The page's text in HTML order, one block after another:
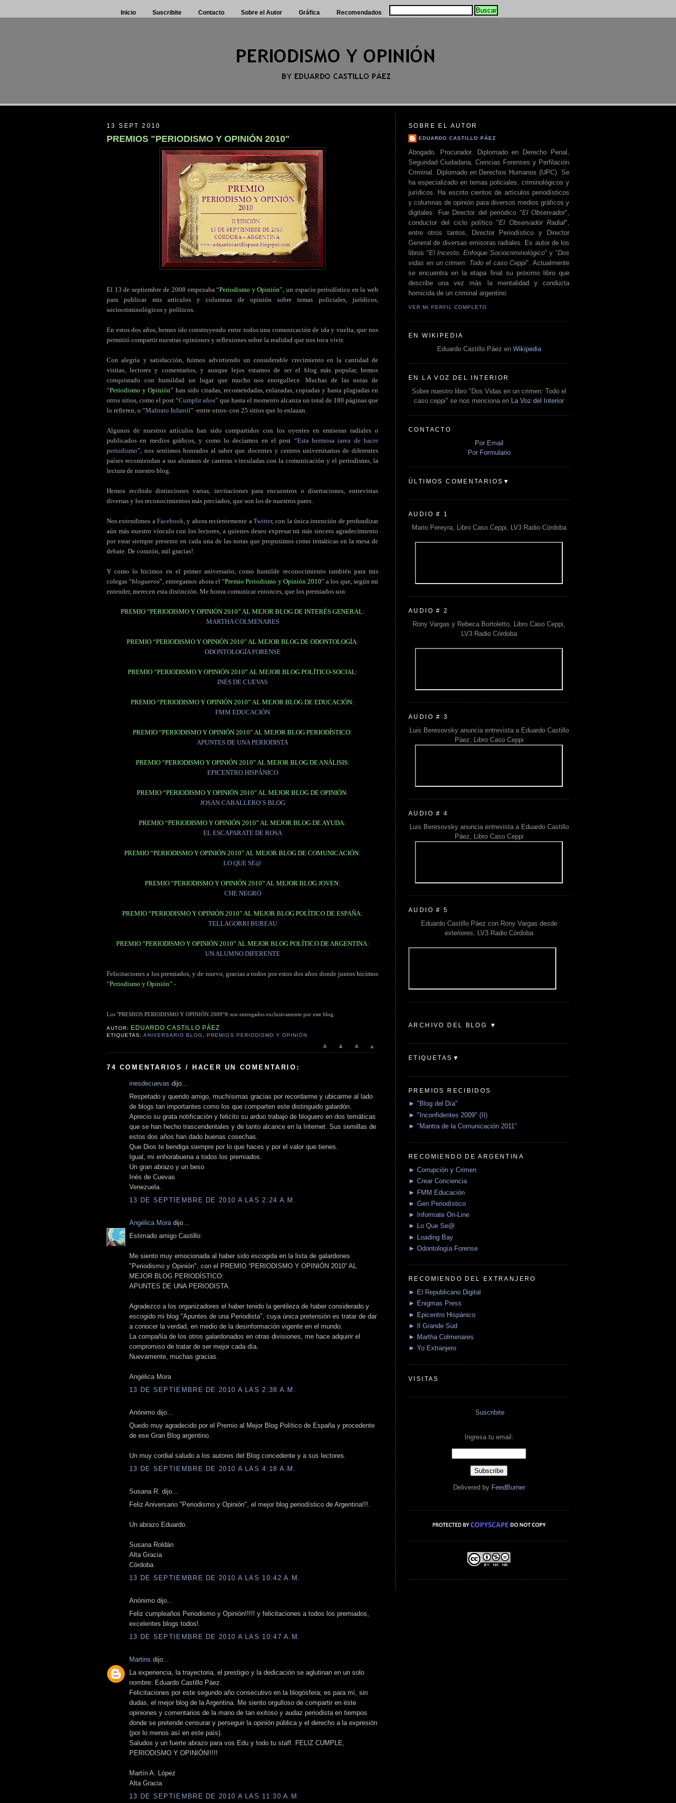
Inicio Suscribite Contacto Sobre el Autor Gráfica Recomendados
13 SEPT 2010
PREMIOS "PERIODISMO Y OPINIÓN 2010"
El 13 de septiembre de 2008 empezaba “Periodismo y Opinión”, un espacio periodístico en la web
para publicar mis artículos y columnas de opinión sobre temas policiales, jurídicos,
sociocriminológicos y políticos.
En estos dos años, hemos ido construyendo entre todos una comunicación de ida y vuelta, que nos
permitió compartir nuestras opiniones y reflexiones sobre la realidad que nos toca vivir.
Con alegría y satisfacción, fuimos advirtiendo un considerable crecimiento en la cantidad de
visitas, lectores y comentarios, y aunque lejos estamos de ser el blog más popular, hemos
conquistado con humildad un lugar que mucho nos enorgullece. Muchas de las notas de
“Periodismo y Opinión” han sido citadas, recomendadas, enlazadas, copiadas y hasta plagiadas en
otros sitios, como el post “Cumplir años” que hasta el momento alcanza un total de 180 páginas que
lo refieren, o “Maltrato Infantil” -entre otros- con 25 sitios que lo enlazan.
Algunos de nuestros artículos han sido compartidos con los oyentes en emisoras radiales o
publicados en medios gráficos, y como lo decíamos en el post “Esta hermosa tarea de hacer
periodismo”, nos sentimos honrados al saber que docentes y centros universitarios de diferentes
países recomiendan a sus alumnos de carreras vinculadas con la comunicación y el periodismo, la
lectura de nuestro blog.
Hemos recibido distinciones varias, invitaciones para encuentros o disertaciones, entrevistas
diversas y los reconocimientos más preciados, que son los de nuestros pares.
Nos extendimos a Facebook, y ahora recientemente a Twitter, con la única intención de profundizar
aún más nuestro vínculo con los lectores, a quienes deseo expresar mi más sincero agradecimiento
por estar siempre presente en cada una de las notas que propusimos como temáticas en la mesa de
debate. De corazón, mil gracias!.
Y como lo hicimos en el primer aniversario, como humilde reconocimiento también para mis
colegas “blogueros”, entregamos ahora el “Premio Periodismo y Opinión 2010” a los que, según mi
entender, merecen esta distinción. Me honra comunicar entonces, que los premiados son:
PREMIO “PERIODISMO Y OPINIÓN 2010” AL MEJOR BLOG DE INTERÉS GENERAL:
MARTHA COLMENARES
PREMIO “PERIODISMO Y OPINIÓN 2010” AL MEJOR BLOG DE ODONTOLOGÍA:
ODONTOLOGÍA FORENSE
PREMIO “PERIODISMO Y OPINIÓN 2010” AL MEJOR BLOG POLÍTICO-SOCIAL:
INÉS DE CUEVAS
PREMIO “PERIODISMO Y OPINIÓN 2010” AL MEJOR BLOG DE EDUCACIÓN:
FMM EDUCACIÓN
PREMIO “PERIODISMO Y OPINIÓN 2010” AL MEJOR BLOG PERIODÍSTICO:
APUNTES DE UNA PERIODISTA
PREMIO “PERIODISMO Y OPINIÓN 2010” AL MEJOR BLOG DE ANÁLISIS:
EPICENTRO HISPÁNICO
PREMIO “PERIODISMO Y OPINIÓN 2010” AL MEJOR BLOG DE OPINIÓN:
JOSAN CABALLERO´S BLOG
PREMIO “PERIODISMO Y OPINIÓN 2010” AL MEJOR BLOG DE AYUDA:
EL ESCAPARATE DE ROSA
PREMIO “PERIODISMO Y OPINIÓN 2010” AL MEJOR BLOG DE COMUNICACIÓN:
LO QUE SE@
PREMIO “PERIODISMO Y OPINIÓN 2010” AL MEJOR BLOG JOVEN:
CHE NEGRO
PREMIO “PERIODISMO Y OPINIÓN 2010” AL MEJOR BLOG POLÍTICO DE ESPAÑA:
TELLAGORRI BUREAU
PREMIO “PERIODISMO Y OPINIÓN 2010” AL MEJOR BLOG POLÍTICO DE ARGENTINA:
UN ALUMNO DIFERENTE
Felicitaciones a los premiados, y de nuevo, gracias a todos por estos dos años donde juntos hicimos
“Periodismo y Opinión”.-
Los "PREMIOS PERIODISMO Y OPINIÓN 2009"® son entregados exclusivamente por este blog.
AUTOR: EDUARDO CASTILLO PÁEZ
ETIQUETAS:ANIVERSARIO BLOG ,PREMIOS PERIODISMO Y OPINIÓN
74 COMENTARIOS / HACER UN COMENTARIO:
inesdecuevas dijo...
Respetado y querido amigo, muchísimas gracias por recordarme y ubicarme al lado
de blogs tan importantes como los que comparten este distinguido galardón.
Aprecio su grata notificación y felicito su arduo trabajo de bloguero en dos temáticas
que se han hecho trascendentales y de tanto alcance en la Internet. Sus semillas de
estos dos años han dado buenas cosechas.
Que Dios te bendiga siempre por lo que haces y por el valor que tienes.
Igual, mi enhorabuena a todos los premiados.
Un gran abrazo y un beso
Inés de Cuevas
Venezuela.
13 DE SEPTIEMBRE DE 2010 A LAS 2:24 A.M.
Angélica Mora dijo...
Estimado amigo Castillo:
Me siento muy emocionada al haber sido escogida en la lista de galardones
"Periodismo y Opinión", con el PREMIO “PERIODISMO Y OPINIÓN 2010” AL
MEJOR BLOG PERIODÍSTICO:
APUNTES DE UNA PERIODISTA.
Agradezco a los organizadores el haber tenido la gentileza de haber considerado y
escogido mi blog "Apuntes de una Periodista", cuya única pretensión es tratar de dar
a conocer la verdad, en medio de la desinformación vigente en el mundo.
La compañía de los otros galardonados en otras divisiones, me hace adquirir el
compromiso de tratar de ser mejor cada día.
Nuevamente, muchas gracias.
Angélica Mora
13 DE SEPTIEMBRE DE 2010 A LAS 2:38 A.M.
Anónimo dijo...
Quedo muy agradecido por el Premio al Mejor Blog Político de España y procedente
de ese Gran Blog argentino.
Un muy cordial saludo a los autores del Blog concedente y a sus lectores.
13 DE SEPTIEMBRE DE 2010 A LAS 4:18 A.M.
Susana R. dijo...
Feliz Aniversario "Periodismo y Opinión", el mejor blog periodístico de Argentina!!!.
Un abrazo Eduardo.
Susana Roldán
Alta Gracia
Córdoba
13 DE SEPTIEMBRE DE 2010 A LAS 10:42 A.M.
Anónimo dijo...
Feliz cumpleaños Periodismo y Opinión!!!!! y felicitaciones a todos los premiados,
excelentes blogs todos!.
13 DE SEPTIEMBRE DE 2010 A LAS 10:47 A.M.
Martins dijo...
La experiencia, la trayectoria, el prestigio y la dedicación se aglutinan en un solo
nombre: Eduardo Castillo Páez.
Felicitaciones por este segundo año consecutivo en la blogósfera; es para mí, sin
dudas, el mejor blog de la Argentina. Me siento orgulloso de compartir en éste
opiniones y comentarios de la mano de tan exitoso y audaz periodista en tiempos
donde se pretende censurar y perseguir la opinión pública y el derecho a la expresión
(por lo menos así en este país).
Saludos y un fuerte abrazo para vos Edu y todo tu staff. FELIZ CUMPLE,
PERIODISMO Y OPINIÓN!!!!!
Martín A. López
Alta Gracia
13 DE SEPTIEMBRE DE 2010 A LAS 11:30 A.M.
SOBRE EL AUTOR
EDUARDO CASTILLO PÁEZ
Abogado. Procurador. Diplomado en Derecho Penal,
Seguridad Ciudadana, Ciencias Forenses y Perfilación
Criminal. Diplomado en Derechos Humanos (UPC). Se
ha especializado en temas policiales, criminológicos y
jurídicos. Ha escrito cientos de artículos periodísticos
y columnas de opinión para diversos medios gráficos y
digitales. Fue Director del periódico "El Observador",
conductor del ciclo político "El Observador Radial",
entre otros tantos, Director Periodístico y Director
General de diversas emisoras radiales. Es autor de los
libros "El Incesto. Enfoque Sociocriminológico" y "Dos
vidas en un crimen: Todo el caso Ceppi". Actualmente
se encuentra en la etapa final su próximo libro que
describe una vez más la mentalidad y conducta
homicida de un criminal argentino.
VER MI PERFIL COMPLETO
EN WIKIPEDIA
Eduardo Castillo Páez en Wikipedia
EN LA VOZ DEL INTERIOR
Sobre nuestro libro "Dos Vidas en un crimen: Todo el
caso ceppi" se nos menciona en
La Voz del Interior
CONTACTO
Por Email
Por Formulario
ÚLTIMOS COMENTARIOS▼
AUDIO # 1
Mario Pereyra, Libro Caso Ceppi, LV3 Radio Córdoba
AUDIO # 2
Rony Vargas y Rebeca Bortoletto, Libro Caso Ceppi,
LV3 Radio Córdoba
AUDIO # 3
Luis Beresovsky anuncia entrevista a Eduardo Castillo
Páez, Libro Caso Ceppi
AUDIO # 4
Luis Beresovsky anuncia entrevista a Eduardo Castillo
Páez, Libro Caso Ceppi
AUDIO # 5
Eduardo Castillo Páez con Rony Vargas desde
exteriores, LV3 Radio Córdoba
ARCHIVO DEL BLOG ▼
ETIQUETAS▼
PREMIOS RECIBIDOS
► "Blog del Día"
► "Inconfidentes 2009" (II)
► "Mantra de la Comunicación 2011"
RECOMIENDO DE ARGENTINA
► Corrupción y Crimen
► Crear Conciencia
► FMM Educación
► Gen Periodístico
► Informate On-Line
► Lo Que Se@
► Loading Bay
► Odontología Forense
RECOMIENDO DEL EXTRANJERO
► El Republicano Digital
► Enigmas Press
► Epicentro Hispánico
► Il Grande Sud
► Martha Colmenares
► Yo Extranjero
VISITAS
Suscribite
Ingresa tu email:
Delivered by FeedBurner